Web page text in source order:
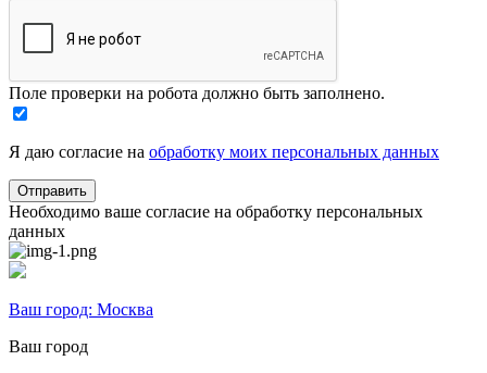
Поле проверки на робота должно быть заполнено.
Я даю согласие на обработку моих персональных данных
Необходимо ваше согласие на обработку персональных
данных
Ваш город: Москва
Ваш город